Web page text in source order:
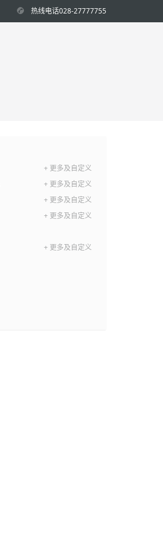
热线电话028-27777755
+ 更多及自定义
+ 更多及自定义
+ 更多及自定义
+ 更多及自定义
+ 更多及自定义